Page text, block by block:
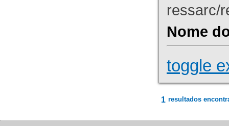
ressarc/
Nome
toggle
1 resultados